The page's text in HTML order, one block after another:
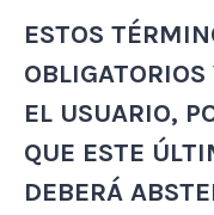
ESTOS
EL USUARIO,
QUE ESTE
DEBERÁ